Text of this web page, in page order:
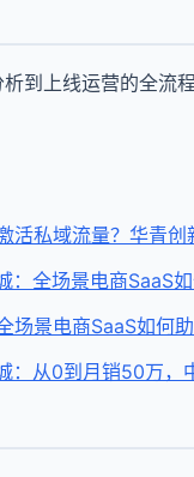
到上线运营的全流
活私域流量？华青
：全场景电商SaaS
场景电商SaaS如何
：从0到月销50万，